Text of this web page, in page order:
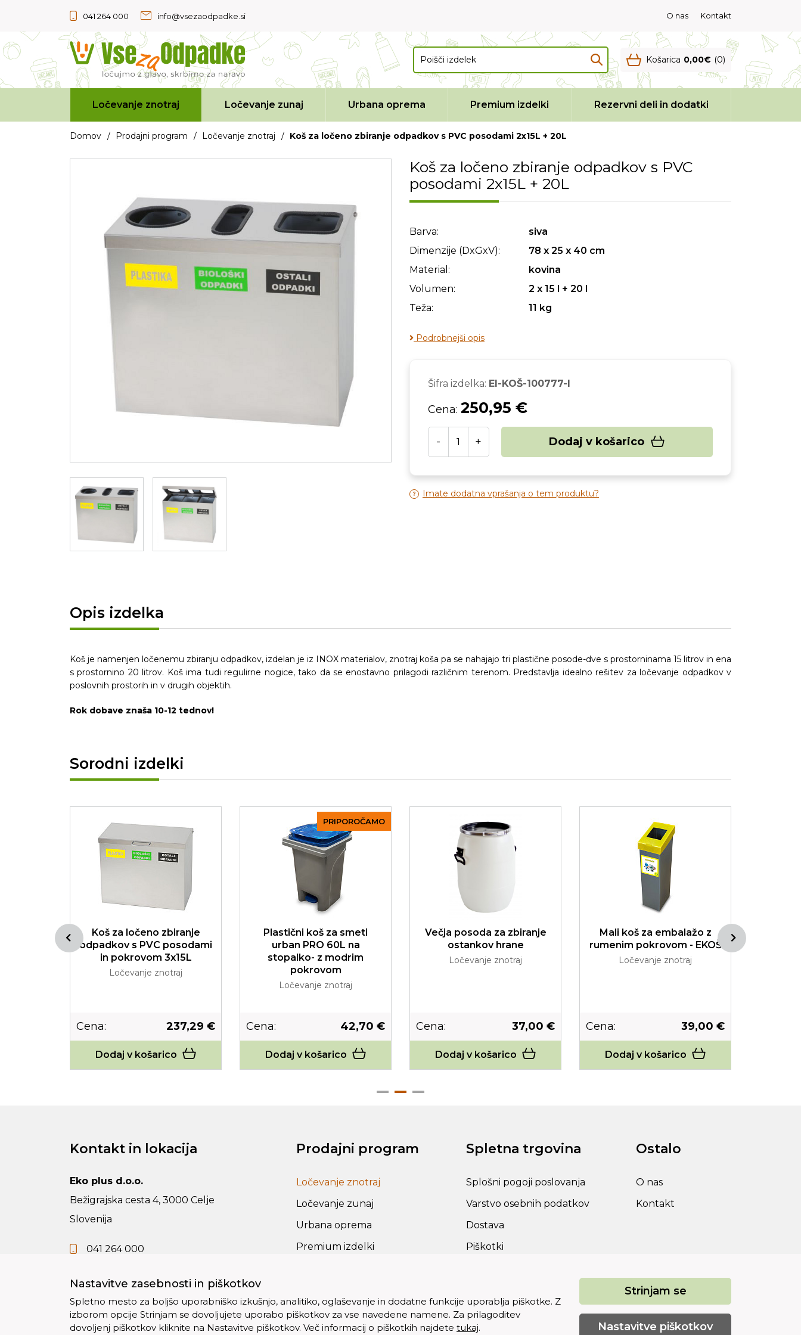
041 264 000 info@vsezaodpadke.si O nas Kontakt
Košarica 0,00€ (0)
Ločevanje znotraj Ločevanje zunaj Urbana oprema Premium izdelki Rezervni deli in dodatki
Domov / Prodajni program / Ločevanje znotraj / Koš za ločeno zbiranje odpadkov s PVC posodami 2x15L + 20L
Koš za ločeno zbiranje odpadkov s PVC
posodami 2x15L + 20L
Barva:
siva
Dimenzije (DxGxV):
78 x 25 x 40 cm
Material:
kovina
Volumen:
2 x 15 l + 20 l
Teža:
11 kg
Podrobnejši opis
Šifra izdelka: EI-KOŠ-100777-I
Cena: 250,95 €
- + Dodaj v košarico
Imate dodatna vprašanja o tem produktu?
Opis izdelka
Koš je namenjen ločenemu zbiranju odpadkov, izdelan je iz INOX materialov, znotraj koša pa se nahajajo tri plastične posode-dve s prostorninama 15 litrov in ena
s prostornino 20 litrov. Koš ima tudi regulirne nogice, tako da se enostavno prilagodi različnim terenom. Predstavlja idealno rešitev za ločevanje odpadkov v
poslovnih prostorih in v drugih objektih.
Rok dobave znaša 10-12 tednov!
Sorodni izdelki
Koš za ločeno zbiranje
odpadkov s PVC posodami
in pokrovom 3x15L
Ločevanje znotraj
Cena: 237,29 €
Dodaj v košarico
PRIPOROČAMO
Plastični koš za smeti
urban PRO 60L na
stopalko- z modrim
pokrovom
Ločevanje znotraj
Cena: 42,70 €
Dodaj v košarico
Večja posoda za zbiranje
ostankov hrane
Ločevanje znotraj
Cena: 37,00 €
Dodaj v košarico
Mali koš za embalažo z
rumenim pokrovom - EKOŠ
Ločevanje znotraj
Cena: 39,00 €
Dodaj v košarico
Kontakt in lokacija
Eko plus d.o.o.
Bežigrajska cesta 4, 3000 Celje
Slovenija
041 264 000
Prodajni program
Ločevanje znotraj
Ločevanje zunaj
Urbana oprema
Premium izdelki
Spletna trgovina
Splošni pogoji poslovanja
Varstvo osebnih podatkov
Dostava
Piškotki
Ostalo
O nas
Kontakt
Nastavitve zasebnosti in piškotkov
Spletno mesto za boljšo uporabniško izkušnjo, analitiko, oglaševanje in dodatne funkcije uporablja piškotke. Z
izborom opcije Strinjam se dovoljujete uporabo piškotkov za vse navedene namene. Za prilagoditev
dovoljenj piškotkov kliknite na Nastavitve piškotkov. Več informacij o piškotkih najdete tukaj.
Strinjam se
Nastavitve piškotkov